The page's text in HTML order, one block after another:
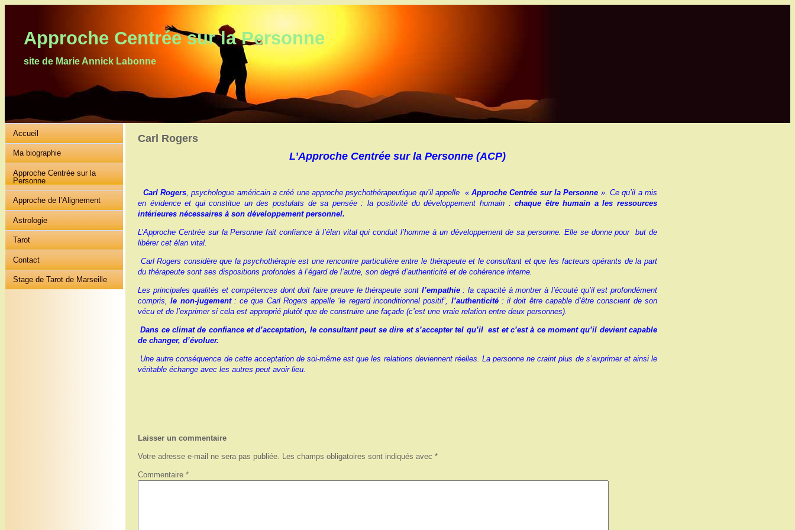
Approche Centrée sur la Personne
site de Marie Annick Labonne
Accueil
Ma biographie
Approche Centrée sur la
Personne
Approche de l’Alignement
Astrologie
Tarot
Contact
Stage de Tarot de Marseille
Carl Rogers
L’Approche Centrée sur la Personne (ACP)
Carl Rogers, psychologue américain a créé une approche psychothérapeutique qu’il appelle « Approche Centrée sur la Personne ». Ce qu’il a mis
en évidence et qui constitue un des postulats de sa pensée : la positivité du développement humain :chaque être humain a les ressources
intérieures nécessaires à son développement personnel.
L’Approche Centrée sur la Personne fait confiance à l’élan vital qui conduit l’homme à un développement de sa personne. Elle se donne pour but de
libérer cet élan vital.
Carl Rogers considère que la psychothérapie est une rencontre particulière entre le thérapeute et le consultant et que les facteurs opérants de la part
du thérapeute sont ses dispositions profondes à l’égard de l’autre, son degré d’authenticité et de cohérence interne.
Les principales qualités et compétences dont doit faire preuve le thérapeute sont l’empathie: la capacité à montrer à l’écouté qu’il est profondément
compris,le non-jugement : ce que Carl Rogers appelle ‘le regard inconditionnel positif’, l’authenticité : il doit être capable d’être conscient de son
vécu et de l’exprimer si cela est approprié plutôt que de construire une façade (c’est une vraie relation entre deux personnes).
Dans ce climat de confiance et d’acceptation, le consultant peut se dire et s’accepter tel qu’il est et c’est à ce moment qu’il devient capable
de changer, d’évoluer.
Une autre conséquence de cette acceptation de soi-même est que les relations deviennent réelles. La personne ne craint plus de s’exprimer et ainsi le
véritable échange avec les autres peut avoir lieu.
Laisser un commentaire
Votre adresse e-mail ne sera pas publiée. Les champs obligatoires sont indiqués avec *
Commentaire *